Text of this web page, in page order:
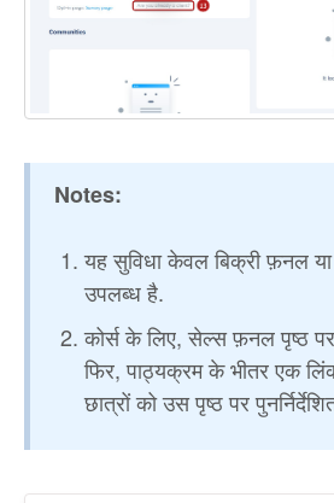
Notes:
यह सुविधा केवल बिक्री फ़नल
उपलब्ध है.
कोर्स के लिए, सेल्स फ़नल पृष्ठ पर
फिर, पाठ्यक्रम के भीतर एक
छात्रों को उस पृष्ठ पर